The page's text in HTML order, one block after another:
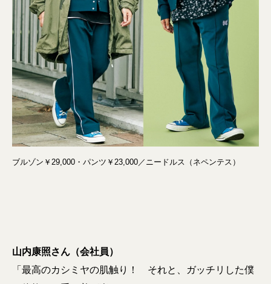
ブルゾン￥29,000・パンツ￥23,000／ニードルス（ネペンテス）
山内康照さん（会社員）
「最高のカシミヤの肌触り！ それと、ガッチリした僕